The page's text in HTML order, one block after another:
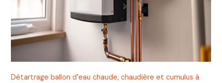
Détartrage ballon d’eau chaude, chaudière et cumulus à